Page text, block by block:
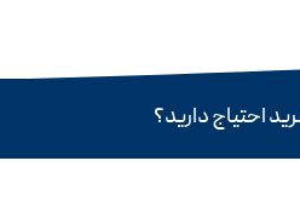
احتیاج دارید؟